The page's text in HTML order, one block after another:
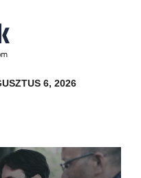
6, 2026